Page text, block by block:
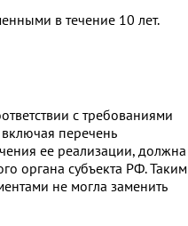
в течение 10 лет.
с требованиями
перечень
ее реализации, должна
органа субъекта РФ. Таким
не могла заменить